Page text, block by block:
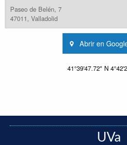
Paseo de Belén, 7
47011, Valladolid
Abrir en
41°39'47.72" N
UVa